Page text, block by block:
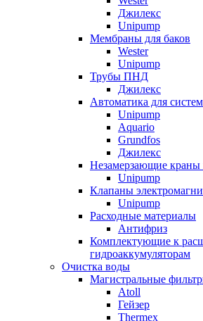
Джилекс
Unipump
Мембраны для баков
Wester
Unipump
Трубы ПНД
Джилекс
Автоматика для
Unipump
Aquario
Grundfos
Джилекс
Незамерзающие краны
Unipump
Клапаны
Unipump
Расходные материалы
Антифриз
Комплектующие к
гидроаккумуляторам
Очистка воды
Магистральные
Atoll
Гейзер
Thermex